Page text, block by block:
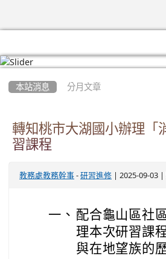
本站消息 分月文章
轉知桃市大湖國小辦理「
習課程
教務處教務幹事 - 研習進修 | 2025-09-03
一、 配合龜山區社
理本次研習課
與在地望族的